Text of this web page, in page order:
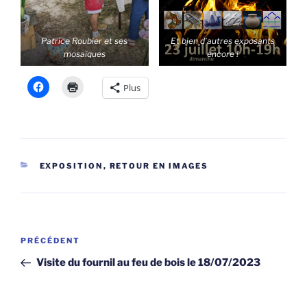
Patrice Roubier et ses
mosaïques
Et bien d’autres exposants
encore !
Plus
CATÉGORIES
EXPOSITION , RETOUR EN IMAGES
Navigation
l’article
Article
précédent
PRÉCÉDENT
Visite du fournil au feu de bois le 18/07/2023